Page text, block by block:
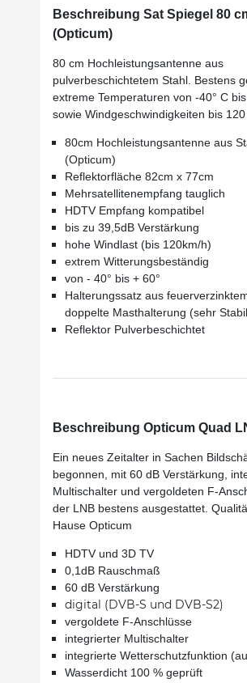
Beschreibung Sat Spiegel 80
(Opticum)
80 cm Hochleistungsantenne aus
pulverbeschichtetem Stahl. Bestens
extreme Temperaturen von -40° C
sowie Windgeschwindigkeiten bis
80cm Hochleistungsantenne aus
(Opticum)
Reflektorfläche 82cm x 77cm
Mehrsatellitenempfang tauglich
HDTV Empfang kompatibel
bis zu 39,5dB Verstärkung
hohe Windlast (bis 120km/h)
extrem Witterungsbeständig
von - 40° bis + 60°
Halterungssatz aus
doppelte Masthalterung (sehr
Reflektor Pulverbeschichtet
Beschreibung Opticum Quad
Ein neues Zeitalter in Sachen
begonnen, mit 60 dB Verstärkung,
Multischalter und vergoldeten F-
der LNB bestens ausgestattet.
Hause Opticum
HDTV und 3D TV
0,1dB Rauschmaß
60 dB Verstärkung
digital (DVB-S und DVB-S2)
vergoldete F-Anschlüsse
integrierter Multischalter
integrierte Wetterschutzfunktion
Wasserdicht 100 % geprüft